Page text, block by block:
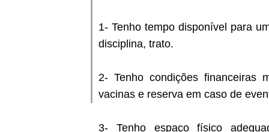
1- Tenho tempo disponível para
disciplina, trato.
2- Tenho condições financeiras
vacinas e reserva em caso de
3- Tenho espaço físico